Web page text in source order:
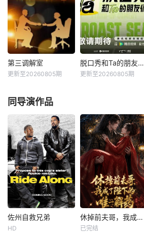
部电影卫星频道联
合推出的节目。 &a
mp;nbsp; &amp;nb
sp; &amp;nbsp; &a
mp;nbsp; &amp;nb
sp; &amp;nbsp; &a
mp;nbsp; &amp;nb
合推出的节目。 &a
mp;nbsp; &amp;nb
sp; &amp;nbsp; &a
mp;nbsp; &amp;nb
sp; &amp;nbsp; &a
mp;nbsp; &amp;nb
sp; &amp;nbsp; &a
第三调解室
每天 14点更1第三
调解室，说法，说
理，说亲情。第三
调解室是国内第一
档具有法律效力的
排解矛盾、化解纠
纷的电视节目。 &a
mp;nbsp; &amp;nb
sp; &amp;nbsp; &a
mp;nbsp; &amp;nb
sp; &amp;nbsp;
第三调解室
更新至20260805期
脱口秀和Ta的朋友们第三季（加更版）
地，2026夏天准时
快乐
脱口秀和Ta的朋友们第三季（加更版）
更新至20260805期
同导演作品
佐州自救兄弟
佐州自救兄弟
HD
休掉前夫哥，我成了陛下的唯一解药 休掉前夫哥，我成了陛下的唯一解药
已完结